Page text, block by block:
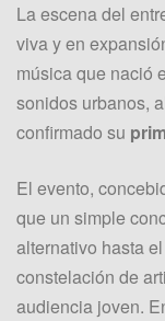
La escena del
viva y en
música que nació
sonidos urbanos,
confirmado su
El evento,
que un simple
alternativo hasta
constelación de
audiencia joven.